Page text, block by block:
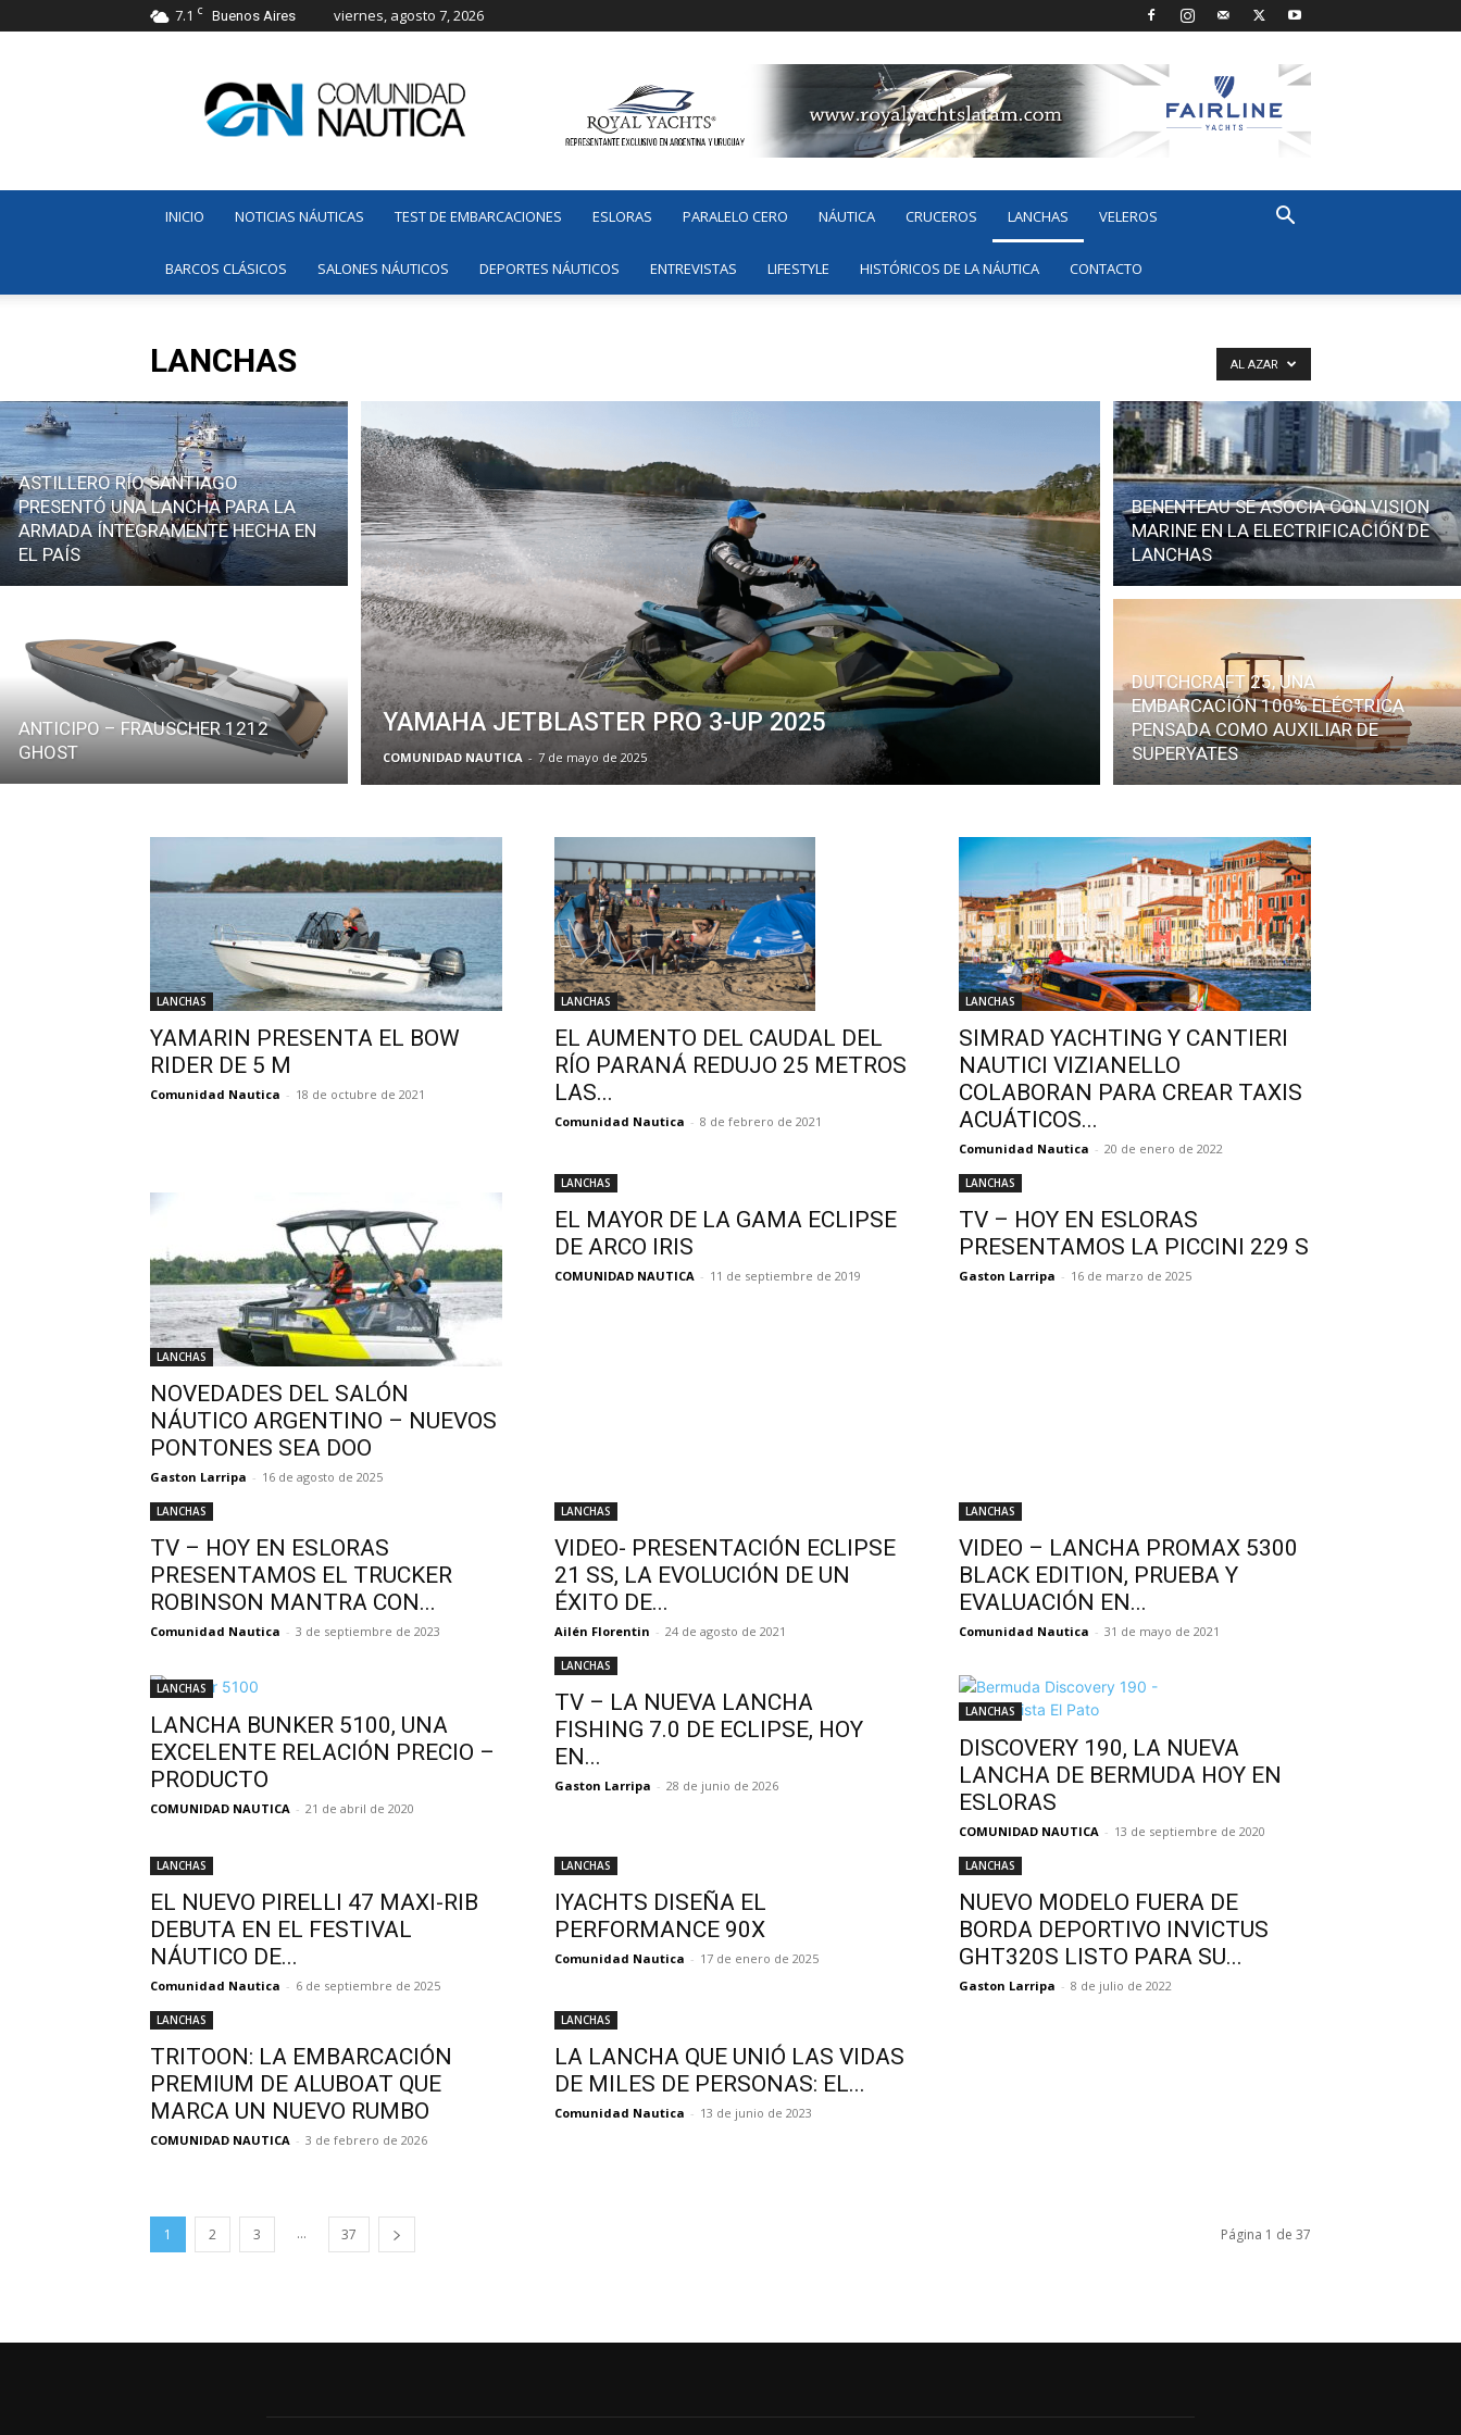
7.1 C Buenos Aires viernes, agosto 7, 2026
Náutica
INICIO NOTICIAS NÁUTICAS TEST DE EMBARCACIONES ESLORAS PARALELO CERO NÁUTICA CRUCEROS LANCHAS VELEROS
BARCOS CLÁSICOS SALONES NÁUTICOS DEPORTES NÁUTICOS ENTREVISTAS LIFESTYLE HISTÓRICOS DE LA NÁUTICA CONTACTO
LANCHAS AL AZAR
ASTILLERO RÍO SANTIAGO
PRESENTÓ UNA LANCHA PARA LA
ARMADA ÍNTEGRAMENTE HECHA EN
EL PAÍS
ANTICIPO – FRAUSCHER 1212
GHOST
YAMAHA JETBLASTER PRO 3-UP 2025
COMUNIDAD NAUTICA - 7 de mayo de 2025
BENENTEAU SE ASOCIA CON VISION
MARINE EN LA ELECTRIFICACIÓN DE
LANCHAS
DUTCHCRAFT 25, UNA
EMBARCACIÓN 100% ELÉCTRICA
PENSADA COMO AUXILIAR DE
SUPERYATES
LANCHAS
YAMARIN PRESENTA EL BOW
RIDER DE 5 M
Comunidad Nautica - 18 de octubre de 2021
LANCHAS
EL AUMENTO DEL CAUDAL DEL
RÍO PARANÁ REDUJO 25 METROS
LAS...
Comunidad Nautica - 8 de febrero de 2021
LANCHAS
SIMRAD YACHTING Y CANTIERI
NAUTICI VIZIANELLO
COLABORAN PARA CREAR TAXIS
ACUÁTICOS...
Comunidad Nautica - 20 de enero de 2022
LANCHAS
NOVEDADES DEL SALÓN
NÁUTICO ARGENTINO – NUEVOS
PONTONES SEA DOO
Gaston Larripa - 16 de agosto de 2025
LANCHAS
EL MAYOR DE LA GAMA ECLIPSE
DE ARCO IRIS
COMUNIDAD NAUTICA - 11 de septiembre de 2019
LANCHAS
TV – HOY EN ESLORAS
PRESENTAMOS LA PICCINI 229 S
Gaston Larripa - 16 de marzo de 2025
LANCHAS
TV – HOY EN ESLORAS
PRESENTAMOS EL TRUCKER
ROBINSON MANTRA CON...
Comunidad Nautica - 3 de septiembre de 2023
LANCHAS
VIDEO- PRESENTACIÓN ECLIPSE
21 SS, LA EVOLUCIÓN DE UN
ÉXITO DE...
Ailén Florentin - 24 de agosto de 2021
LANCHAS
VIDEO – LANCHA PROMAX 5300
BLACK EDITION, PRUEBA Y
EVALUACIÓN EN...
Comunidad Nautica - 31 de mayo de 2021
LANCHAS
LANCHA BUNKER 5100, UNA
EXCELENTE RELACIÓN PRECIO –
PRODUCTO
COMUNIDAD NAUTICA - 21 de abril de 2020
LANCHAS
TV – LA NUEVA LANCHA
FISHING 7.0 DE ECLIPSE, HOY
EN...
Gaston Larripa - 28 de junio de 2026
LANCHAS
DISCOVERY 190, LA NUEVA
LANCHA DE BERMUDA HOY EN
ESLORAS
COMUNIDAD NAUTICA - 13 de septiembre de 2020
LANCHAS
EL NUEVO PIRELLI 47 MAXI-RIB
DEBUTA EN EL FESTIVAL
NÁUTICO DE...
Comunidad Nautica - 6 de septiembre de 2025
LANCHAS
IYACHTS DISEÑA EL
PERFORMANCE 90X
Comunidad Nautica - 17 de enero de 2025
LANCHAS
NUEVO MODELO FUERA DE
BORDA DEPORTIVO INVICTUS
GHT320S LISTO PARA SU...
Gaston Larripa - 8 de julio de 2022
LANCHAS
TRITOON: LA EMBARCACIÓN
PREMIUM DE ALUBOAT QUE
MARCA UN NUEVO RUMBO
COMUNIDAD NAUTICA - 3 de febrero de 2026
LANCHAS
LA LANCHA QUE UNIÓ LAS VIDAS
DE MILES DE PERSONAS: EL...
Comunidad Nautica - 13 de junio de 2023
1 2 3 ... 37 Página 1 de 37